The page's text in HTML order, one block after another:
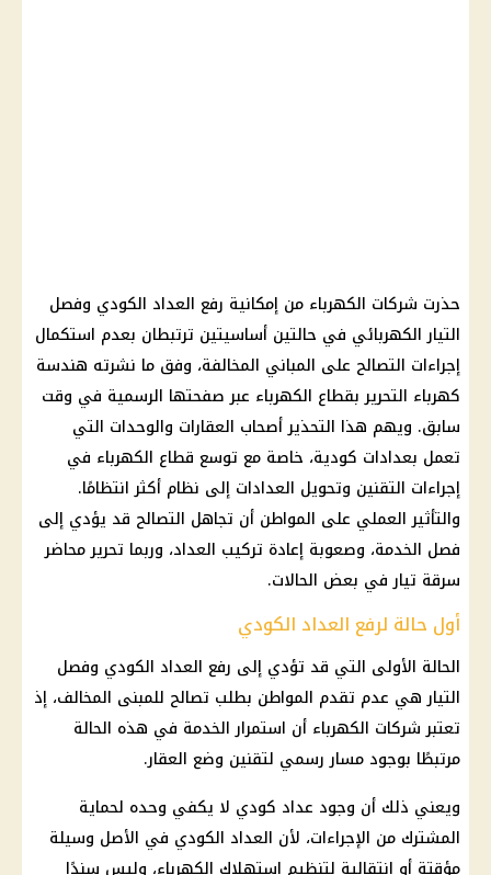
حذرت شركات الكهرباء من إمكانية رفع العداد الكودي وفصل
التيار الكهربائي في حالتين أساسيتين ترتبطان بعدم استكمال
إجراءات التصالح على المباني المخالفة، وفق ما نشرته هندسة
كهرباء التحرير بقطاع الكهرباء عبر صفحتها الرسمية في وقت
سابق. ويهم هذا التحذير أصحاب العقارات والوحدات التي
تعمل بعدادات كودية، خاصة مع توسع قطاع الكهرباء في
إجراءات التقنين وتحويل العدادات إلى نظام أكثر انتظامًا.
والتأثير العملي على المواطن أن تجاهل التصالح قد يؤدي إلى
فصل الخدمة، وصعوبة إعادة تركيب العداد، وربما تحرير محاضر
سرقة تيار في بعض الحالات.
أول حالة لرفع العداد الكودي
الحالة الأولى التي قد تؤدي إلى رفع العداد الكودي وفصل
التيار هي عدم تقدم المواطن بطلب تصالح للمبنى المخالف، إذ
تعتبر شركات الكهرباء أن استمرار الخدمة في هذه الحالة
مرتبطًا بوجود مسار رسمي لتقنين وضع العقار.
ويعني ذلك أن وجود عداد كودي لا يكفي وحده لحماية
المشترك من الإجراءات، لأن العداد الكودي في الأصل وسيلة
مؤقتة أو انتقالية لتنظيم استهلاك الكهرباء، وليس سندًا